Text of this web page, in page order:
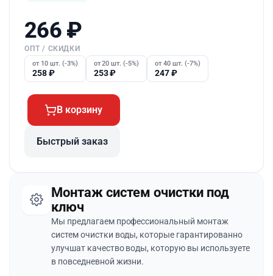
266 ₽
ОПТ / СКИДКИ
от 10 шт. (-3%)
258₽
от 20 шт. (-5%)
253₽
от 40 шт. (-7%)
247₽
В корзину
Быстрый заказ
Монтаж систем очистки под
ключ
Мы предлагаем профессиональный монтаж
систем очистки воды, которые гарантированно
улучшат качество воды, которую вы используете
в повседневной жизни.